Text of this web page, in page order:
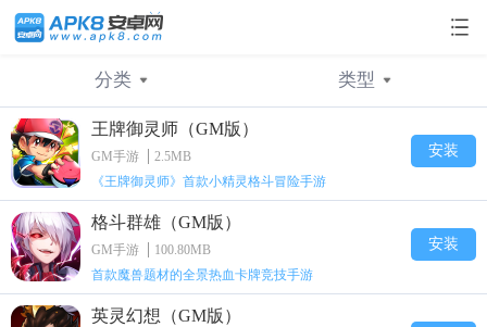
分类
不限 横版格斗 卡牌手游
经营策略 角色RPG
满Vip版手游 H5游戏 手机游戏
GM手游
类型
不限 卡牌 角色
策略 放置
休闲
三国 回合制
王牌御灵师（GM版）
GM手游
2.5MB
​《王牌御灵师》首款小精灵格斗冒险手游
安装
格斗群雄（GM版）
GM手游
100.80MB
首款魔兽题材的全景热血卡牌竞技手游
安装
英灵幻想（GM版）